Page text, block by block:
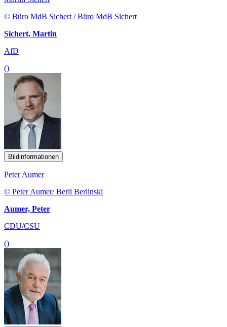
© Büro MdB Sichert / Büro MdB Sichert
Sichert, Martin
AfD
()
Bildinformationen
Peter Aumer
© Peter Aumer/ Berli Berlinski
Aumer, Peter
CDU/CSU
()